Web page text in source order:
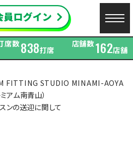
席数838打席
店舗数162店舗
FITTING STUDIO MINAMI-AOYA
アム南青山）
ンの送迎に関して